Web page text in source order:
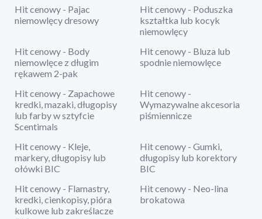
Hit cenowy - Pajac
niemowlęcy dresowy
Hit cenowy - Poduszka
kształtka lub kocyk
niemowlęcy
Hit cenowy - Body
niemowlęce z długim
rękawem 2-pak
Hit cenowy - Bluza lub
spodnie niemowlęce
Hit cenowy - Zapachowe
kredki, mazaki, długopisy
lub farby w sztyfcie
Scentimals
Hit cenowy -
Wymazywalne akcesoria
piśmiennicze
Hit cenowy - Kleje,
markery, długopisy lub
ołówki BIC
Hit cenowy - Gumki,
długopisy lub korektory
BIC
Hit cenowy - Flamastry,
kredki, cienkopisy, pióra
kulkowe lub zakreślacze
Hit cenowy - Neo-lina
brokatowa